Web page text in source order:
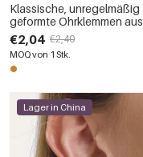
Klassische, unregelmäßig
geformte Ohrklemmen aus
Edelstahl in Goldfarbe der
Simple Series
€2,04 €2,40
MOQ von 1 Stk.
Lager in China